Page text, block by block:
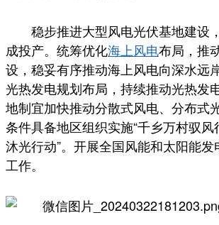
稳步推进大型风电光伏基地建设
成投产。统筹优化海上风电布局，推
设，稳妥有序推动海上风电向深水远
光热发电规划布局，持续推动光热发
地制宜加快推动分散式风电、分布式
条件具备地区组织实施“千乡万村驭风
沐光行动”。开展全国风能和太阳能
工作。